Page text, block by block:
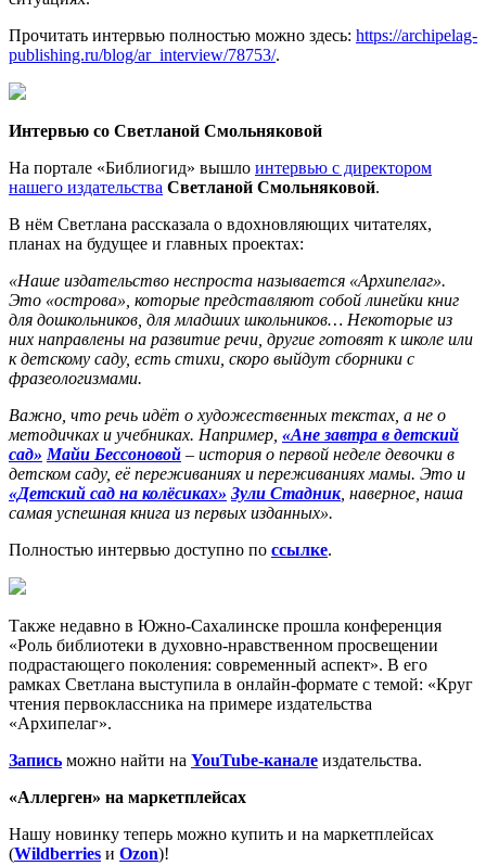
Прочитать интервью полностью можно здесь: https://archipelag-
publishing.ru/blog/ar_interview/78753/.
Интервью со Светланой Смольняковой
На портале «Библиогид» вышло интервью с директором
нашего издательства Светланой Смольняковой.
В нём Светлана рассказала о вдохновляющих читателях,
планах на будущее и главных проектах:
«Наше издательство неспроста называется «Архипелаг».
Это «острова», которые представляют собой линейки книг
для дошкольников, для младших школьников… Некоторые из
них направлены на развитие речи, другие готовят к школе или
к детскому саду, есть стихи, скоро выйдут сборники с
фразеологизмами.
Важно, что речь идёт о художественных текстах, а не о
методичках и учебниках. Например, «Ане завтра в детский
сад» Майи Бессоновой – история о первой неделе девочки в
детском саду, её переживаниях и переживаниях мамы. Это и
«Детский сад на колёсиках» Зули Стадник, наверное, наша
самая успешная книга из первых изданных».
Полностью интервью доступно по ссылке.
Также недавно в Южно-Сахалинске прошла конференция
«Роль библиотеки в духовно-нравственном просвещении
подрастающего поколения: современный аспект». В его
рамках Светлана выступила в онлайн-формате с темой: «Круг
чтения первоклассника на примере издательства
«Архипелаг».
Запись можно найти на YouTube-канале издательства.
«Аллерген» на маркетплейсах
Нашу новинку теперь можно купить и на маркетплейсах
(Wildberries и Ozon)!